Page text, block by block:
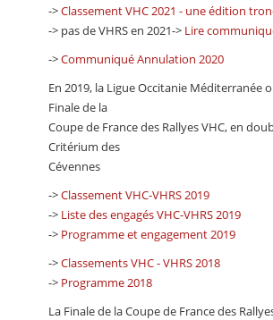
->Classement VHC 2021 - une édition
-> pas de VHRS en 2021-> Lire
->Communiqué Annulation 2020
En 2019, la Ligue Occitanie Méditerranée
Finale de la
Coupe de France des Rallyes VHC, en
Critérium des
Cévennes
->Classement VHC-VHRS 2019
-> Liste des engagés VHC-VHRS 2019
-> Programme et engagement 2019
->Classements VHC - VHRS 2018
-> Programme 2018
La Finale de la Coupe de France des